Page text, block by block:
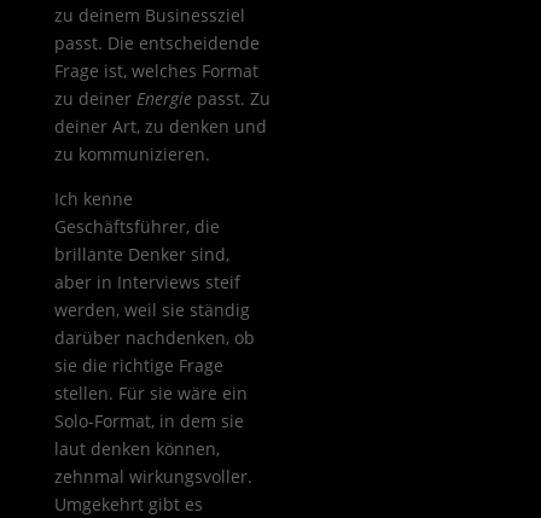
zu deinem Businessziel
passt. Die entscheidende
Frage ist, welches Format
zu deiner Energiepasst. Zu
deiner Art, zu denken und
zu kommunizieren.
Ich kenne
Geschäftsführer, die
brillante Denker sind,
aber in Interviews steif
werden, weil sie ständig
darüber nachdenken, ob
sie die richtige Frage
stellen. Für sie wäre ein
Solo-Format, in dem sie
laut denken können,
zehnmal wirkungsvoller.
Umgekehrt gibt es